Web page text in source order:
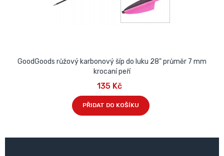
GoodGoods růžový karbonový šíp do luku 28" průměr 7 mm
krocaní peří
135 Kč
PŘIDAT DO KOŠÍKU